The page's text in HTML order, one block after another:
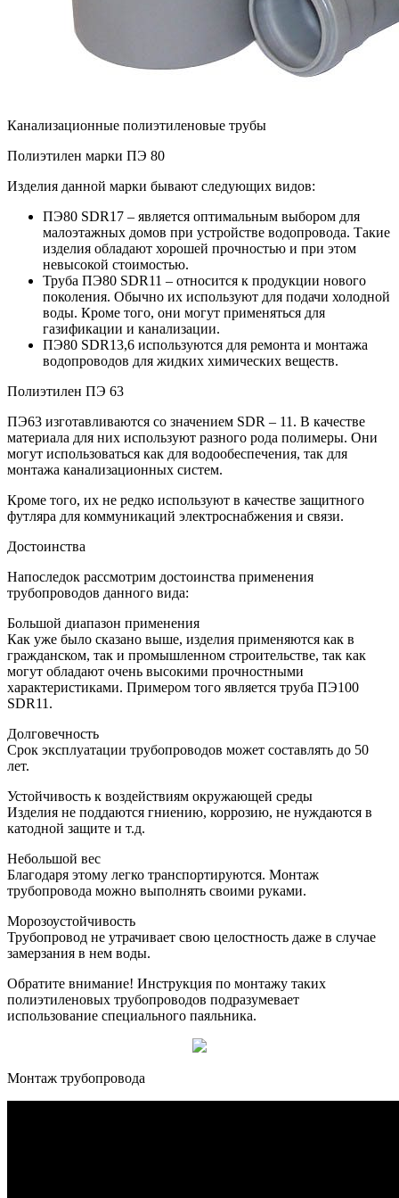
Канализационные полиэтиленовые трубы
Полиэтилен марки ПЭ 80
Изделия данной марки бывают следующих видов:
ПЭ80 SDR17 – является оптимальным выбором для
малоэтажных домов при устройстве водопровода. Такие
изделия обладают хорошей прочностью и при этом
невысокой стоимостью.
Труба ПЭ80 SDR11 – относится к продукции нового
поколения. Обычно их используют для подачи холодной
воды. Кроме того, они могут применяться для
газификации и канализации.
ПЭ80 SDR13,6 используются для ремонта и монтажа
водопроводов для жидких химических веществ.
Полиэтилен ПЭ 63
ПЭ63 изготавливаются со значением SDR – 11. В качестве
материала для них используют разного рода полимеры. Они
могут использоваться как для водообеспечения, так для
монтажа канализационных систем.
Кроме того, их не редко используют в качестве защитного
футляра для коммуникаций электроснабжения и связи.
Достоинства
Напоследок рассмотрим достоинства применения
трубопроводов данного вида:
Большой диапазон применения
Как уже было сказано выше, изделия применяются как в
гражданском, так и промышленном строительстве, так как
могут обладают очень высокими прочностными
характеристиками. Примером того является труба ПЭ100
SDR11.
Долговечность
Срок эксплуатации трубопроводов может составлять до 50
лет.
Устойчивость к воздействиям окружающей среды
Изделия не поддаются гниению, коррозию, не нуждаются в
катодной защите и т.д.
Небольшой вес
Благодаря этому легко транспортируются. Монтаж
трубопровода можно выполнять своими руками.
Морозоустойчивость
Трубопровод не утрачивает свою целостность даже в случае
замерзания в нем воды.
Обратите внимание! Инструкция по монтажу таких
полиэтиленовых трубопроводов подразумевает
использование специального паяльника.
Монтаж трубопровода